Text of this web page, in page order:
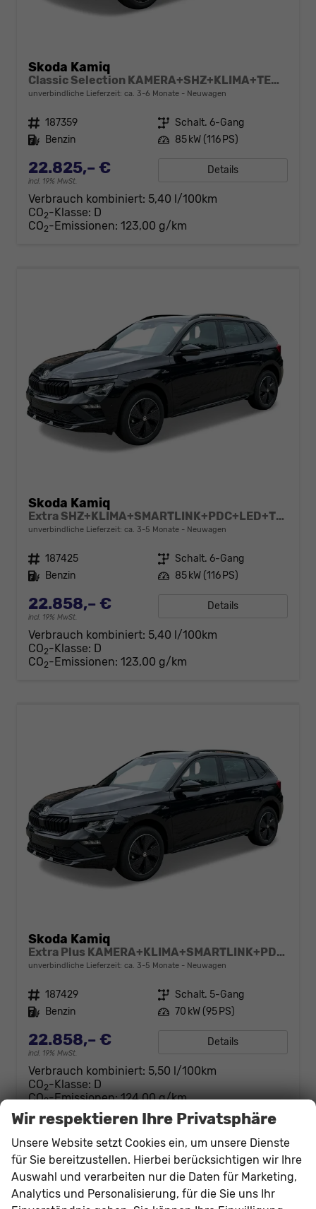
Skoda Kamiq
Classic Selection KAMERA+SHZ+KLIMA+TEMPOMAT+LED+16" LM
unverbindliche Lieferzeit: ca. 3-6 Monate Neuwagen
Fahrzeugnr. 187359 Getriebe Schalt. 6-Gang
Kraftstoff Benzin Leistung 85 kW (116 PS)
22.825,– €
incl. 19% MwSt.
Details
Verbrauch kombiniert: 5,40 l/100km
CO2-Klasse: D
CO2-Emissionen: 123,00 g/km
Skoda Kamiq
Extra SHZ+KLIMA+SMARTLINK+PDC+LED+TEMPOMAT
unverbindliche Lieferzeit: ca. 3-5 Monate Neuwagen
Fahrzeugnr. 187425 Getriebe Schalt. 6-Gang
Kraftstoff Benzin Leistung 85 kW (116 PS)
22.858,– €
incl. 19% MwSt.
Details
Verbrauch kombiniert: 5,40 l/100km
CO2-Klasse: D
CO2-Emissionen: 123,00 g/km
Skoda Kamiq
Extra Plus KAMERA+KLIMA+SMARTLINK+PDC+LED+TEMPOMAT
unverbindliche Lieferzeit: ca. 3-5 Monate Neuwagen
Fahrzeugnr. 187429 Getriebe Schalt. 5-Gang
Kraftstoff Benzin Leistung 70 kW (95 PS)
22.858,– €
incl. 19% MwSt.
Details
Verbrauch kombiniert: 5,50 l/100km
CO2-Klasse: D
CO2-Emissionen:124,00 g/km
Wir respektieren Ihre Privatsphäre
Unsere Website setzt Cookies ein, um unsere Dienste
für Sie bereitzustellen. Hierbei berücksichtigen wir Ihre
Auswahl und verarbeiten nur die Daten für Marketing,
Analytics und Personalisierung, für die Sie uns Ihr